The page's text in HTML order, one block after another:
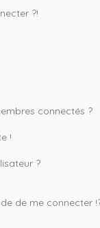
?!
connectés ?
!
?
de me connecter